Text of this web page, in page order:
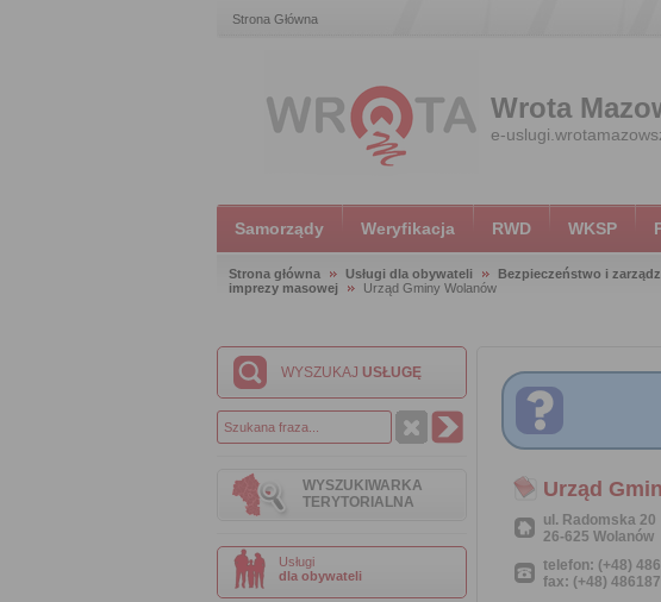
Strona Główna
Wrota
e-
Samorządy Weryfikacja RWD WKSP
Strona główna Usługi dla obywateli Bezpieczeństwo i
imprezy masowej
Urząd Gminy Wolanów
WYSZUKAJ USŁUGĘ
WYSZUKIWARKA
TERYTORIALNA
Usługi
dla obywateli
Urząd
ul. Radomska 20
26-625 Wolanów
telefon: (+48)
fax: (+48)